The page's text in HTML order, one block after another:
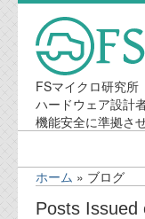
FSマイクロ研究所
ハードウェア設計
機能安全に準拠さ
ニュース
ホーム » ブログ
Posts Issued